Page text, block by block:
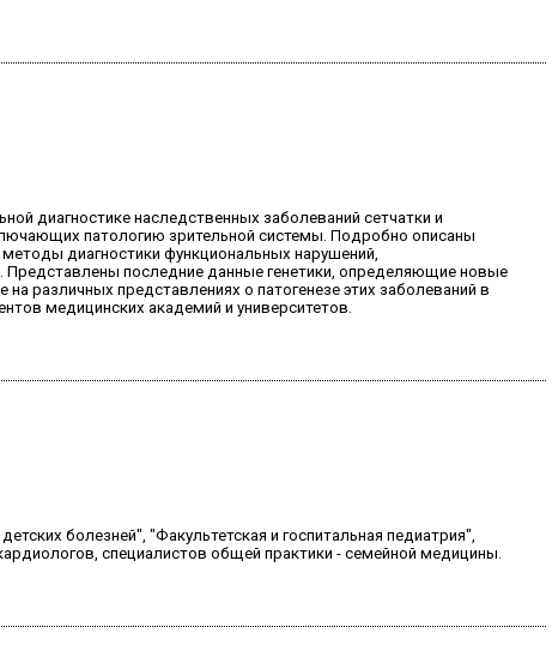
диагностике наследственных заболеваний сетчатки и
патологию зрительной системы. Подробно описаны
диагностики функциональных нарушений,
Представлены последние данные генетики, определяющие новые
различных представлениях о патогенезе этих заболеваний в
медицинских академий и университетов.
болезней", "Факультетская и госпитальная педиатрия",
специалистов общей практики - семейной медицины.